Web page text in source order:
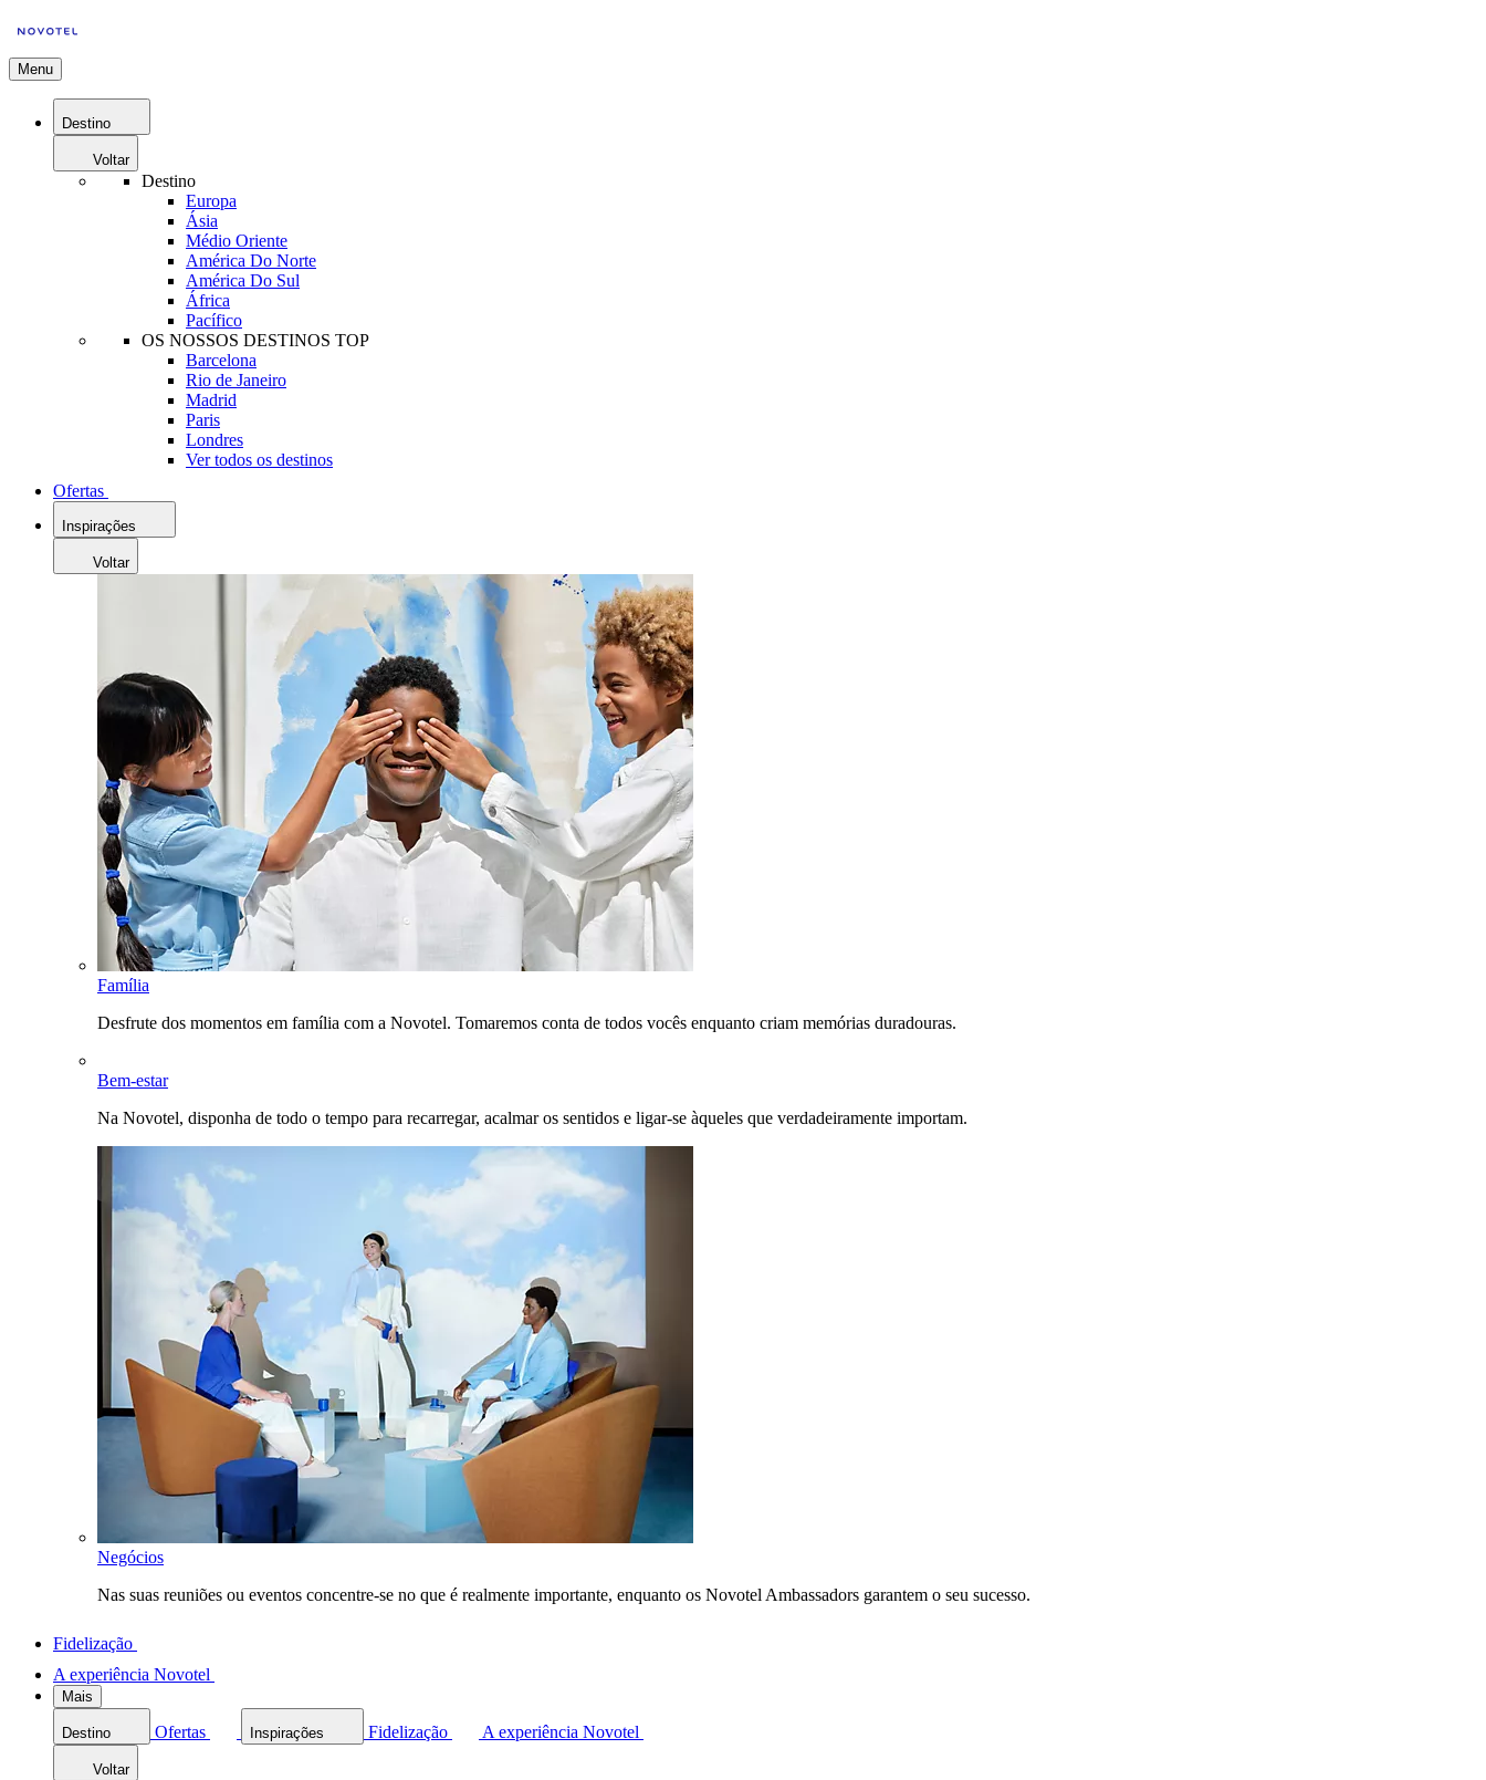
Menu
Destino
Voltar
Destino
Europa
Ásia
Médio Oriente
América Do Norte
América Do Sul
África
Pacífico
OS NOSSOS DESTINOS TOP
Barcelona
Rio de Janeiro
Madrid
Paris
Londres
Ver todos os destinos
Ofertas
Inspirações
Voltar
Família
Desfrute dos momentos em família com a Novotel. Tomaremos conta de todos vocês enquanto criam memórias duradouras.
Bem-estar
Na Novotel, disponha de todo o tempo para recarregar, acalmar os sentidos e ligar-se àqueles que verdadeiramente importam.
Negócios
Nas suas reuniões ou eventos concentre-se no que é realmente importante, enquanto os Novotel Ambassadors garantem o seu sucesso.
Fidelização
A experiência Novotel
Mais
Destino Ofertas Inspirações Fidelização A experiência Novotel
Voltar